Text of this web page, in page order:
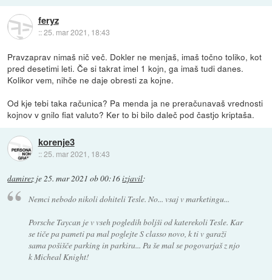
feryz
::25. mar 2021, 18:43
Pravzaprav nimaš nič več. Dokler ne menjaš, imaš točno toliko, kot
pred desetimi leti. Če si takrat imel 1 kojn, ga imaš tudi danes.
Kolikor vem, nihče ne daje obresti za kojne.
Od kje tebi taka računica? Pa menda ja ne preračunavaš vrednosti
kojnov v gnilo fiat valuto? Ker to bi bilo daleč pod častjo kriptaša.
korenje3
::25. mar 2021, 18:43
damirez je25. mar 2021 ob 00:16izjavil:
Nemci nebodo nikoli dohiteli Tesle. No... vsaj v marketingu...
Porsche Taycan je v vseh pogledih boljši od katerekoli Tesle. Kar
se tiče pa pameti pa mal poglejte S classo novo, k ti v garaži
sama pošišče parking in parkira... Pa še mal se pogovarjaš z njo
k Micheal Knight!